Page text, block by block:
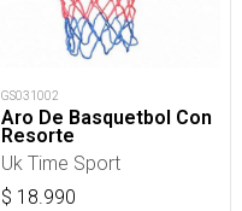
GS031002
Aro De Basquetbol Con
Resorte
Uk Time Sport
$ 18.990